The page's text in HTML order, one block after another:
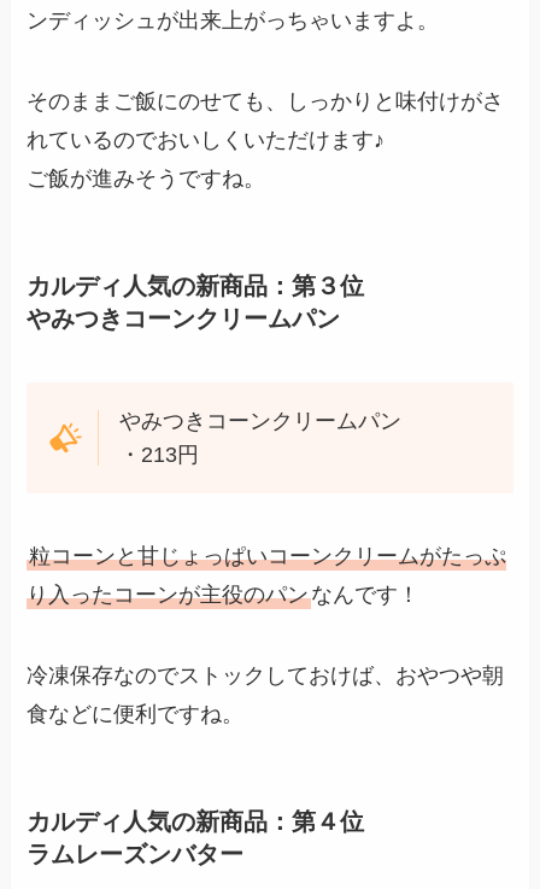
ンディッシュが出来上がっちゃいますよ。
そのままご飯にのせても、しっかりと味付けがさ
れているのでおいしくいただけます♪
ご飯が進みそうですね。
カルディ人気の新商品：第３位
やみつきコーンクリームパン
やみつきコーンクリームパン
・213円
粒コーンと甘じょっぱいコーンクリームがたっぷ
り入ったコーンが主役のパンなんです！
冷凍保存なのでストックしておけば、おやつや朝
食などに便利ですね。
カルディ人気の新商品：第４位
ラムレーズンバター